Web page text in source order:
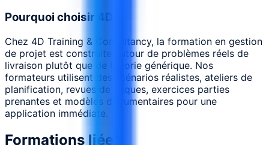
Pourquoi choisir 4D
Chez 4D Training & Consultancy, la formation en gestion
de projet est construite autour de problèmes réels de
livraison plutôt que de théorie générique. Nos
formateurs utilisent des scénarios réalistes, ateliers de
planification, revues de risques, exercices parties
prenantes et modèles documentaires pour une
application immédiate.
Formations liées